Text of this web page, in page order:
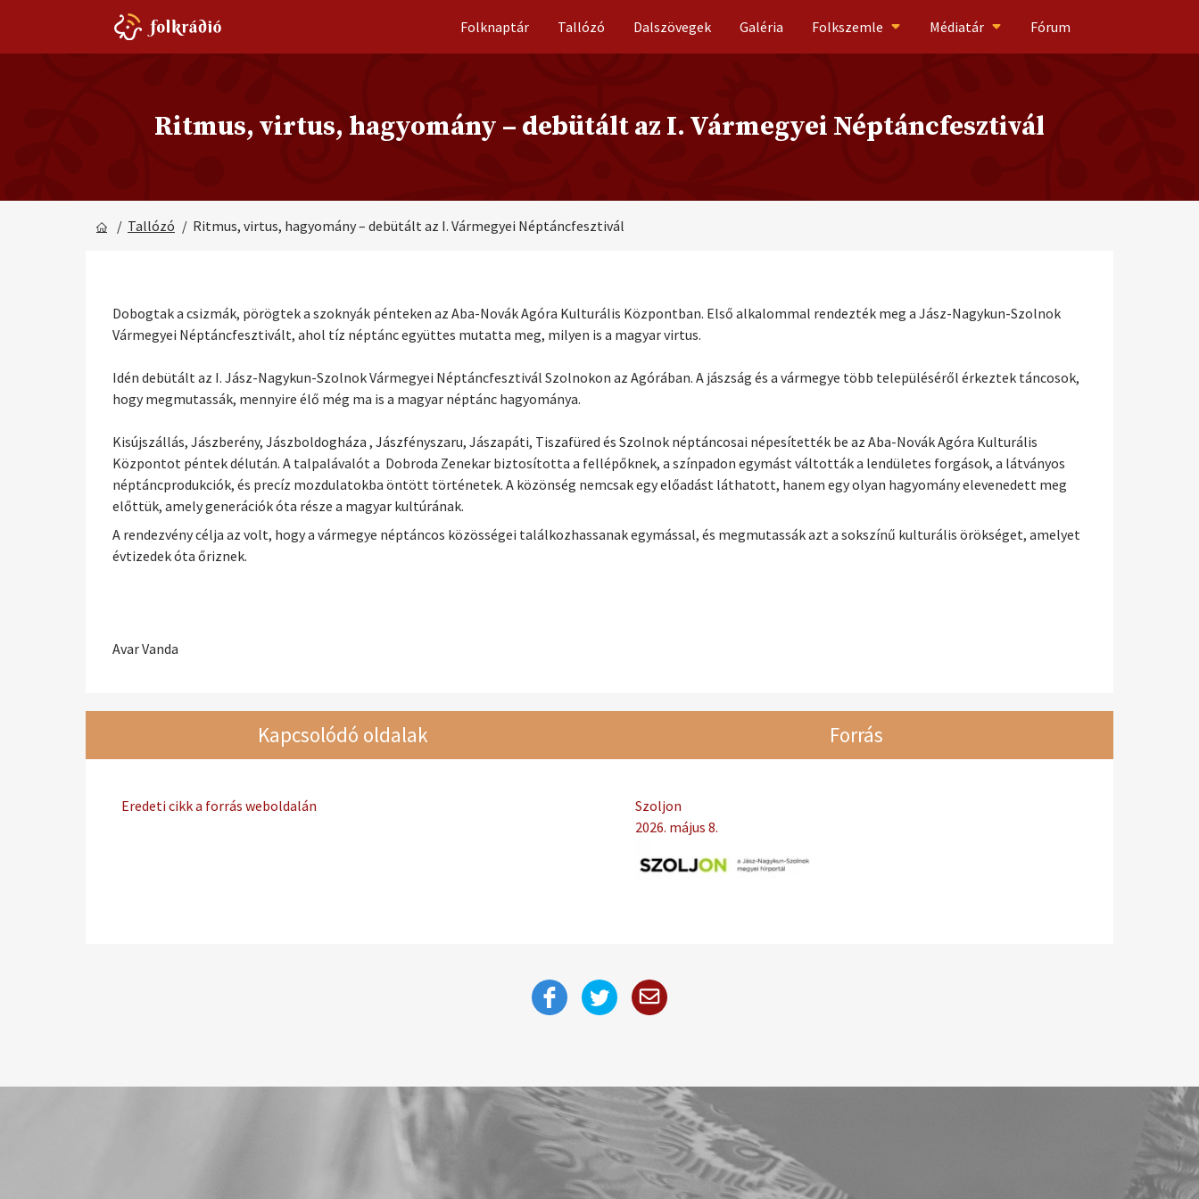
Folknaptár Tallózó Dalszövegek Galéria Folkszemle Médiatár Fórum
Ritmus, virtus, hagyomány – debütált az I. Vármegyei Néptáncfesztivál
/ Tallózó / Ritmus, virtus, hagyomány – debütált az I. Vármegyei Néptáncfesztivál
Dobogtak a csizmák, pörögtek a szoknyák pénteken az Aba-Novák Agóra Kulturális Központban. Első alkalommal rendezték meg a Jász-Nagykun-Szolnok
Vármegyei Néptáncfesztivált, ahol tíz néptánc együttes mutatta meg, milyen is a magyar virtus.
Idén debütált az I. Jász-Nagykun-Szolnok Vármegyei Néptáncfesztivál Szolnokon az Agórában. A jászság és a vármegye több településéről érkeztek táncosok,
hogy megmutassák, mennyire élő még ma is a magyar néptánc hagyománya.
Kisújszállás, Jászberény, Jászboldogháza , Jászfényszaru, Jászapáti, Tiszafüred és Szolnok néptáncosai népesítették be az Aba-Novák Agóra Kulturális
Központot péntek délután. A talpalávalót a Dobroda Zenekar biztosította a fellépőknek, a színpadon egymást váltották a lendületes forgások, a látványos
néptáncprodukciók, és precíz mozdulatokba öntött történetek. A közönség nemcsak egy előadást láthatott, hanem egy olyan hagyomány elevenedett meg
előttük, amely generációk óta része a magyar kultúrának.
A rendezvény célja az volt, hogy a vármegye néptáncos közösségei találkozhassanak egymással, és megmutassák azt a sokszínű kulturális örökséget, amelyet
évtizedek óta őriznek.
Avar Vanda
Kapcsolódó oldalak
Eredeti cikk a forrás weboldalán
Forrás
Szoljon
2026. május 8.